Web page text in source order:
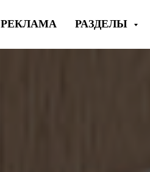
РЕКЛАМА РАЗДЕЛЫ